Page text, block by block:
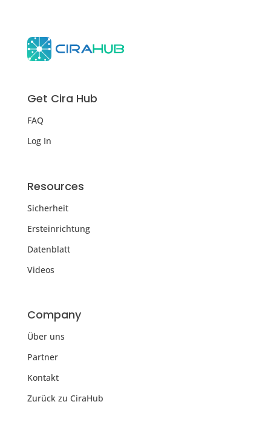
Get Cira Hub
FAQ
Log In
Resources
Sicherheit
Ersteinrichtung
Datenblatt
Videos
Company
Über uns
Partner
Kontakt
Zurück zu CiraHub